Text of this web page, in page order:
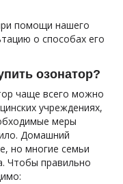
помощи нашего
о способах его
озонатор?
чаще всего можно
учреждениях,
меры
Домашний
но многие семьи
Чтобы правильно